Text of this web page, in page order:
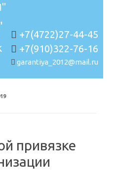
+7(4722)27-44-45
+7(910)322-76-16
garantiya_2012@mail.ru
привязке